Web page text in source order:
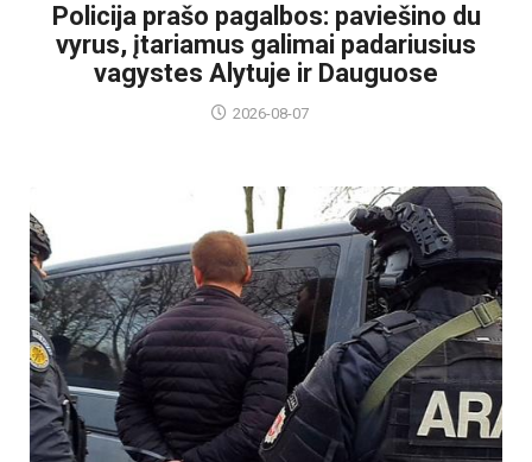
Policija prašo pagalbos: paviešino du
vyrus, įtariamus galimai padariusius
vagystes Alytuje ir Dauguose
2026-08-07